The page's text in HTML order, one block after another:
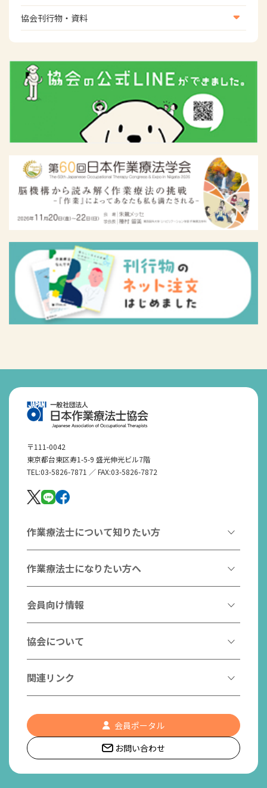
女性相談窓口
倫理関連情報
会員の諸手続き
協会刊行物・資料
広報活動について
主な協会資料
〒111-0042
東京都台東区寿1-5-9 盛光伸光ビル7階
TEL:03-5826-7871 ／ FAX:03-5826-7872
作業療法士について知りたい方
作業療法とは
作業療法士とは
はたらく作業療法士
作業療法士の支援を受ける
チームの中で活躍する作業療法士
認知症の方への作業療法
作業療法士になりたい方へ
作業療法士になるには
作業療法士として活躍する先輩
こんなところで活躍！作業療法士
入会案内
会員向け情報
協会からのお知らせ
研修会一覧
日本作業療法学会
協会について
会長挨拶
社員名簿
組織図
作業療法の定義
関連リンク
都道府県作業療法士会
作業療法士養成校一覧
世界作業療法士連盟 (WFOT)
会員ポータル
お問い合わせ